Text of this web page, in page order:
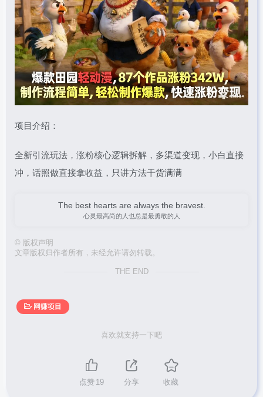
项目介绍：
全新引流玩法，涨粉核心逻辑拆解，多渠道变现，小白直接
冲，话照做直接拿收益，只讲方法干货满满
The best hearts are always the bravest.
心灵最高尚的人也总是最勇敢的人
© 版权声明
文章版权归作者所有，未经允许请勿转载。
THE END
网赚项目
喜欢就支持一下吧
点赞 19 分享 收藏